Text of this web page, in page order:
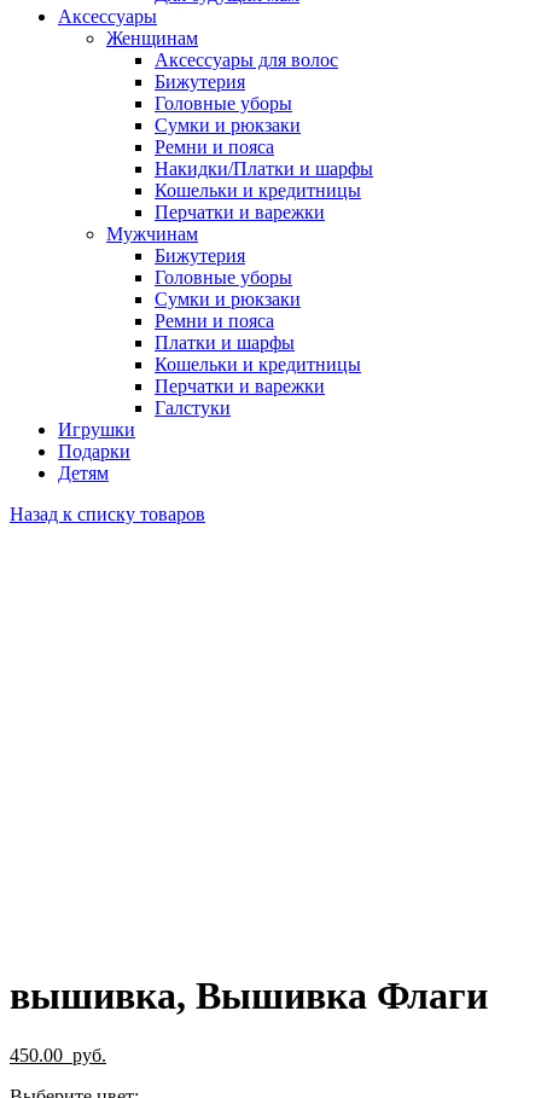
Аксессуары
Женщинам
Аксессуары для волос
Бижутерия
Головные уборы
Сумки и рюкзаки
Ремни и пояса
Накидки/Платки и шарфы
Кошельки и кредитницы
Перчатки и варежки
Мужчинам
Бижутерия
Головные уборы
Сумки и рюкзаки
Ремни и пояса
Платки и шарфы
Кошельки и кредитницы
Перчатки и варежки
Галстуки
Игрушки
Подарки
Детям
Назад к списку товаров
вышивка, Вышивка Флаги
450.00 руб.